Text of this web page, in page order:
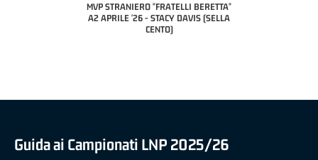
MVP "FRATELLI BERETTA" SAMUEL
DILAS B NAZIONALE APRILE '26 -
MARCO RESTELLI (TAV TREVIGLIO
Guida ai Campionati LNP 2025/26